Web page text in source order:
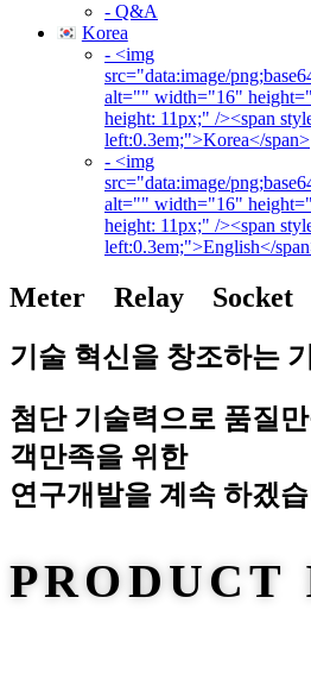
- Q&A
Korea
- <img
src="data:image/
alt="" width="16"
height: 11px;" /><span
left:0.3em;">Korea</span>
- <img
src="data:image/
alt="" width="16"
height: 11px;" /><span
left:0.3em;">English</
Meter Relay Socket
기술 혁신을 창조하는
첨단 기술력으로 품질
객만족을 위한
연구개발을 계속 하겠
PRODUCT